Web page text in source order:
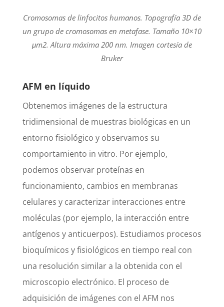
Cromosomas de linfocitos humanos. Topografía 3D de
un grupo de cromosomas en metafase. Tamaño 10×10
μm2. Altura máxima 200 nm. Imagen cortesía de
Bruker
AFM en líquido
Obtenemos imágenes de la estructura
tridimensional de muestras biológicas en un
entorno fisiológico y observamos su
comportamiento in vitro. Por ejemplo,
podemos observar proteínas en
funcionamiento, cambios en membranas
celulares y caracterizar interacciones entre
moléculas (por ejemplo, la interacción entre
antígenos y anticuerpos). Estudiamos procesos
bioquímicos y fisiológicos en tiempo real con
una resolución similar a la obtenida con el
microscopio electrónico. El proceso de
adquisición de imágenes con el AFM nos